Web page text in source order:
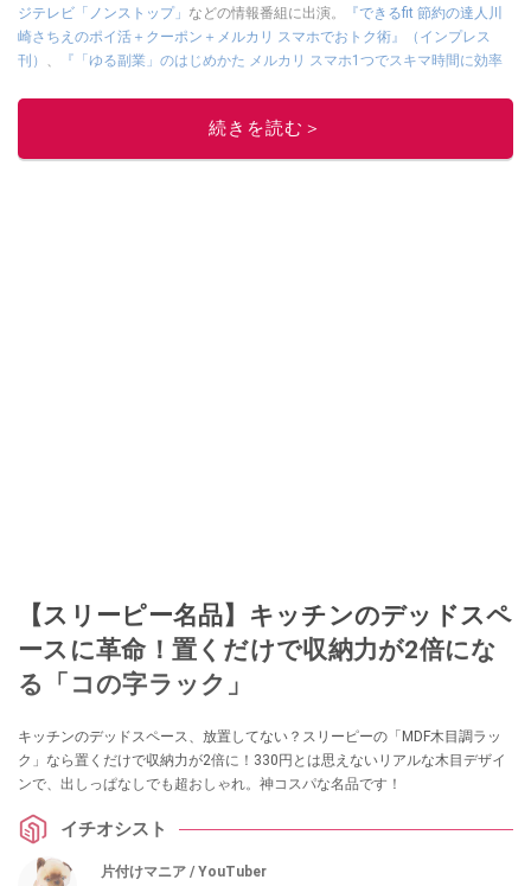
ジテレビ「ノンストップ」 などの情報番組に出演。
『できるfit 節約の達人川
崎さちえのポイ活＋クーポン＋メルカリ スマホでおトク術』（インプレス
刊） 、
『「ゆる副業」のはじめかた メルカリ スマホ1つでスキマ時間に効率
ぜ日記」
■経歴：2003年、夫が子育てをするために、突然会社を辞める。翌月からの
給料が０円になり、家にいながら、しかも空いた時間でできるオークション
続きを読む＞
【スリーピー名品】キッチンのデッドスペ
ースに革命！置くだけで収納力が2倍にな
る「コの字ラック」
キッチンのデッドスペース、放置してない？スリーピーの「MDF木目調ラッ
ク」なら置くだけで収納力が2倍に！330円とは思えないリアルな木目デザイ
ンで、出しっぱなしでも超おしゃれ。神コスパな名品です！
イチオシスト
片付けマニア / YouTuber